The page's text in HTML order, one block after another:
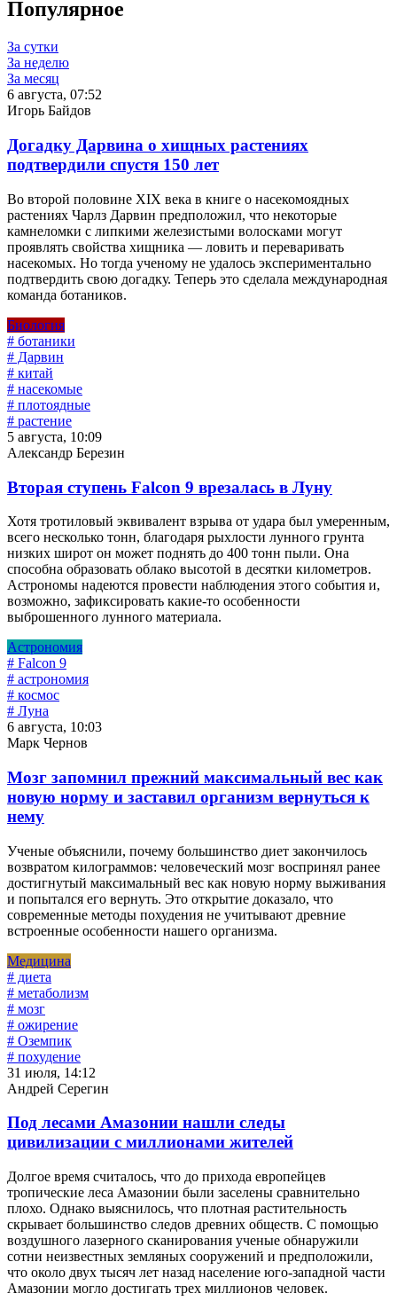
Популярное
За сутки
За неделю
За месяц
6 августа, 07:52
Игорь Байдов
Догадку Дарвина о хищных растениях
подтвердили спустя 150 лет
Во второй половине XIX века в книге о насекомоядных
растениях Чарлз Дарвин предположил, что некоторые
камнеломки с липкими железистыми волосками могут
проявлять свойства хищника — ловить и переваривать
насекомых. Но тогда ученому не удалось экспериментально
подтвердить свою догадку. Теперь это сделала международная
команда ботаников.
Биология
# ботаники
# Дарвин
# китай
# насекомые
# плотоядные
# растение
5 августа, 10:09
Александр Березин
Вторая ступень Falcon 9 врезалась в Луну
Хотя тротиловый эквивалент взрыва от удара был умеренным,
всего несколько тонн, благодаря рыхлости лунного грунта
низких широт он может поднять до 400 тонн пыли. Она
способна образовать облако высотой в десятки километров.
Астрономы надеются провести наблюдения этого события и,
возможно, зафиксировать какие-то особенности
выброшенного лунного материала.
Астрономия
# Falcon 9
# астрономия
# космос
# Луна
6 августа, 10:03
Марк Чернов
Мозг запомнил прежний максимальный вес как
новую норму и заставил организм вернуться к
нему
Ученые объяснили, почему большинство диет закончилось
возвратом килограммов: человеческий мозг воспринял ранее
достигнутый максимальный вес как новую норму выживания
и попытался его вернуть. Это открытие доказало, что
современные методы похудения не учитывают древние
встроенные особенности нашего организма.
Медицина
# диета
# метаболизм
# мозг
# ожирение
# Оземпик
# похудение
31 июля, 14:12
Андрей Серегин
Под лесами Амазонии нашли следы
цивилизации с миллионами жителей
Долгое время считалось, что до прихода европейцев
тропические леса Амазонии были заселены сравнительно
плохо. Однако выяснилось, что плотная растительность
скрывает большинство следов древних обществ. С помощью
воздушного лазерного сканирования ученые обнаружили
сотни неизвестных земляных сооружений и предположили,
что около двух тысяч лет назад население юго-западной части
Амазонии могло достигать трех миллионов человек.